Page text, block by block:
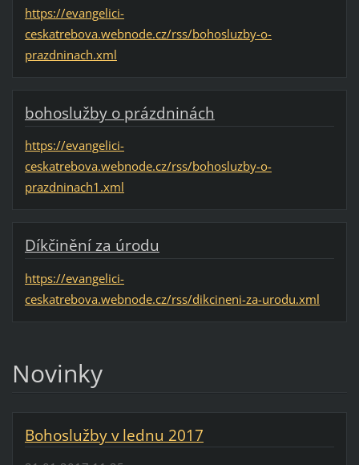
https://evangelici-
ceskatrebova.webnode.cz/rss/bohosluzby-o-
prazdninach.xml
bohoslužby o prázdninách
https://evangelici-
ceskatrebova.webnode.cz/rss/bohosluzby-o-
prazdninach1.xml
Díkčinění za úrodu
https://evangelici-
ceskatrebova.webnode.cz/rss/dikcineni-za-urodu.xml
Novinky
Bohoslužby v lednu 2017